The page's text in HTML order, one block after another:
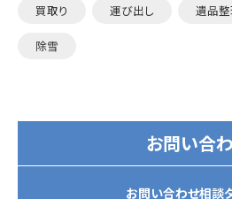
買取り 運び出し 遺品
除雪
お問い合
お問い合わせ相談